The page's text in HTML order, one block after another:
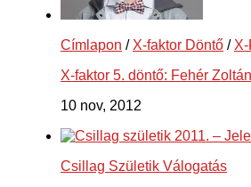
Címlapon / X-faktor Döntő /
X-faktor 5. döntő: Fehér
10 nov, 2012
Csillag Születik Válogatás